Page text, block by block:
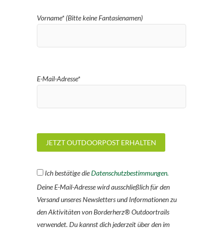
Vorname* (Bitte keine Fantasienamen)
E-Mail-Adresse*
Ich bestätige dieDatenschutzbestimmungen.
Deine E-Mail-Adresse wird ausschließlich für den
Versand unseres Newsletters und Informationen zu
den Aktivitäten von Borderherz® Outdoortrails
verwendet. Du kannst dich jederzeit über den im